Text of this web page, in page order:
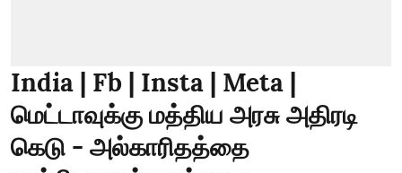
India | Fb | Insta | Meta |
மெட்டாவுக்கு மத்திய அரசு அதிரடி
கெடு - அல்காரிதத்தை